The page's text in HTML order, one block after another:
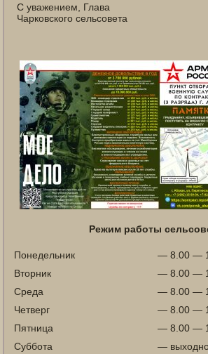
С уважением, Глава
Чарковского сельсовета
Режим работы
Понедельник
— 8.00 —
Вторник
— 8.00 —
Среда
— 8.00 —
Четверг
— 8.00 —
Пятница
— 8.00 —
Суббота
—